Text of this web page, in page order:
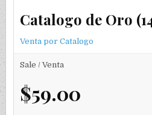
Catalogo de Oro
Venta por Catalogo
Sale / Venta
$59.00